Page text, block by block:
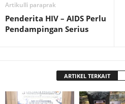
Artikulli paraprak
Penderita HIV – AIDS Perlu
Pendampingan Serius
ARTIKEL TERKAIT